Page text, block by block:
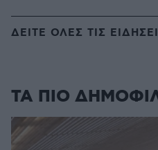
ΔΕΙΤΕ ΟΛΕΣ ΤΙΣ
ΤΑ ΠΙΟ